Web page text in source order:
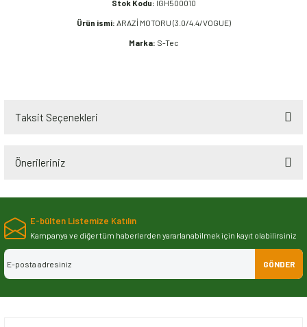
Stok Kodu: IGH500010
Ürün ismi: ARAZİ MOTORU (3.0/4.4/VOGUE)
Marka: S-Tec
Taksit Seçenekleri
Önerileriniz
Bu ürünün fiyat bilgisi, resim, ürün açıklamalarında ve diğer konularda
iletebilirsiniz.
Görüş ve önerileriniz için teşekkür ederiz.
Ürün resmi kalitesiz, bozuk veya görüntülenemiyor.
E-bülten Listemize Katılın
Kampanya ve diğer tüm haberlerden yararlanabilmek için kayıt olabilirsiniz
GÖNDER